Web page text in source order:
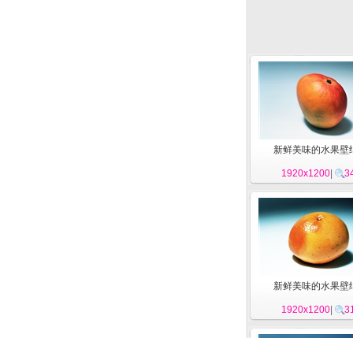
新鲜美味的水果壁
1920x1200
新鲜美味的水果壁
1920x1200